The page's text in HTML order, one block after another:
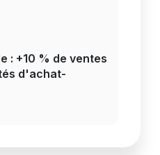
: +10 % de ventes
d'achat-